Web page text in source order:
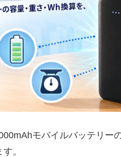
モバイルバッテリー
。